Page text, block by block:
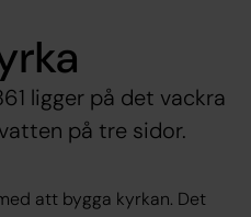
ligger på det vackra
på tre sidor.
att bygga kyrkan. Det